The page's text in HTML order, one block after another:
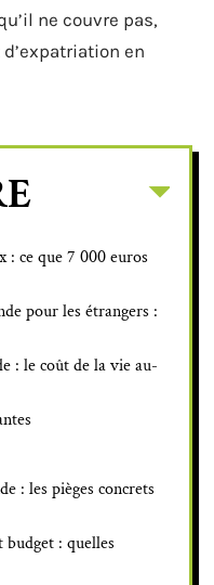
ne couvre pas,
en
ce que 7 000 euros
pour les étrangers :
: le coût de la vie au-
: les pièges concrets
: quelles